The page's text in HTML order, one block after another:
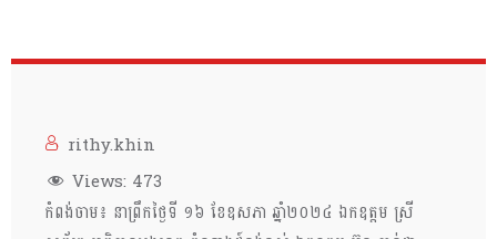
rithy.khin
Views: 473
កំពង់ចាម៖ នាព្រឹកថ្ងៃទី ១៦ ខែឧសភា ឆ្នាំ២០២៤ ឯកឧត្ដម ស្រី